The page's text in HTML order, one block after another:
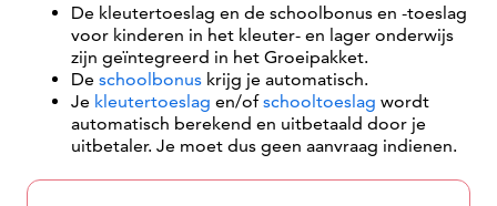
De kleutertoeslag en de schoolbonus en -toeslag
voor kinderen in het kleuter- en lager onderwijs
zijn geïntegreerd in het Groeipakket.
De schoolbonus krijg je automatisch.
Je kleutertoeslag en/ofschooltoeslag wordt
automatisch berekend en uitbetaald door je
uitbetaler. Je moet dus geen aanvraag indienen.